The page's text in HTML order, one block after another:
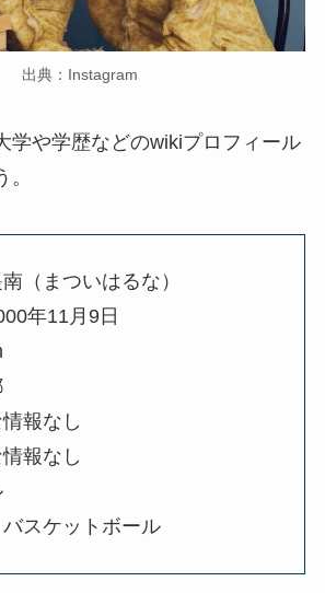
出典：Instagram
学や学歴などのwikiプロフィール
（まついはるな）
年11月9日
報なし
報なし
スケットボール